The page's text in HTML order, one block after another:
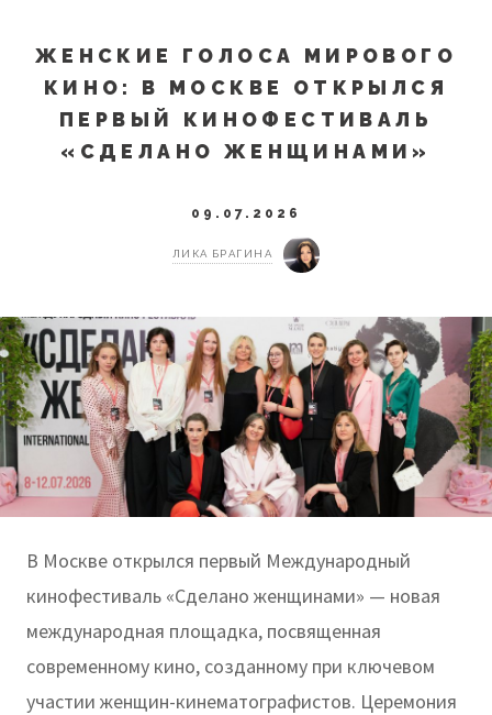
ЖЕНСКИЕ ГОЛОСА МИРОВОГО
КИНО: В МОСКВЕ ОТКРЫЛСЯ
ПЕРВЫЙ КИНОФЕСТИВАЛЬ
«СДЕЛАНО ЖЕНЩИНАМИ»
09.07.2026
ЛИКА БРАГИНА
В Москве открылся первый Международный
кинофестиваль «Сделано женщинами» — новая
международная площадка, посвященная
современному кино, созданному при ключевом
участии женщин-кинематографистов. Церемония